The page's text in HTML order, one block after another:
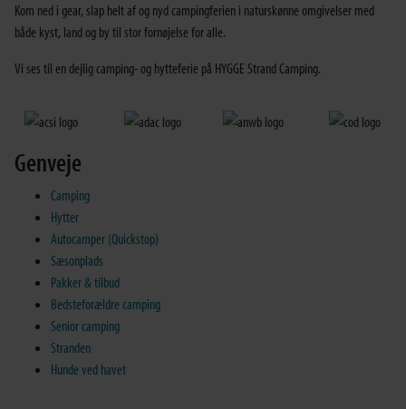
Kom ned i gear, slap helt af og nyd campingferien i naturskønne omgivelser med
både kyst, land og by til stor fornøjelse for alle.
Vi ses til en dejlig camping- og hytteferie på HYGGE Strand Camping.
Genveje
Camping
Hytter
Autocamper (Quickstop)
Sæsonplads
Pakker & tilbud
Bedsteforældre camping
Senior camping
Stranden
Hunde ved havet